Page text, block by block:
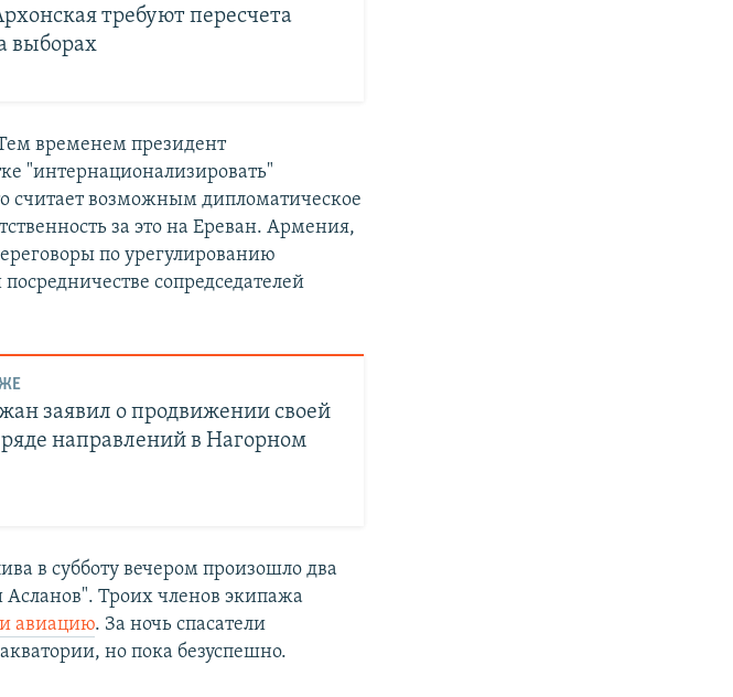
требуют пересчета
выборах
временем президент
"интернационализировать"
считает возможным дипломатическое
за это на Ереван. Армения,
по урегулированию
сопредседателей
заявил о продвижении своей
направлений в Нагорном
в субботу вечером произошло два
Троих членов экипажа
авиацию. За ночь спасатели
но пока безуспешно.